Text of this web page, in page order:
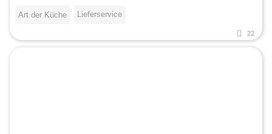
Art der Küche Lieferservice
22